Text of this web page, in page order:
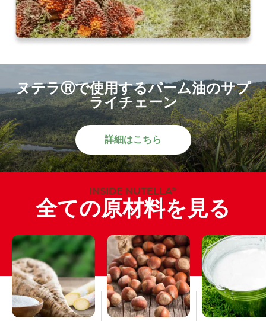
ヌテラⓇで使用するパーム油のサプ
ライチェーン
詳細はこちら
INSIDE NUTELLA®
全ての原材料を見る